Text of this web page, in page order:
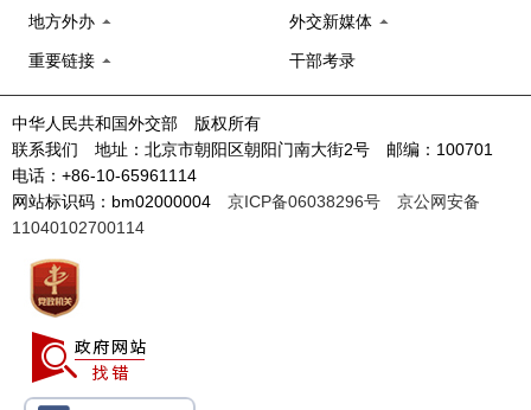
地方外办 外交新媒体
重要链接 干部考录
中华人民共和国外交部 版权所有
联系我们 地址：北京市朝阳区朝阳门南大街2号 邮编：100701
电话：+86-10-65961114
网站标识码：bm02000004 京ICP备06038296号
京公网安备
11040102700114